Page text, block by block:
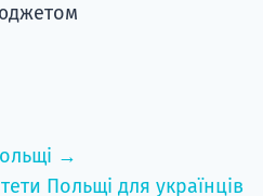
→
Польщі для українців